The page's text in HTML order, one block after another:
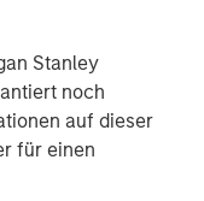
Stanley
noch
auf dieser
für einen
expressed their
in the medium
expansion strategy